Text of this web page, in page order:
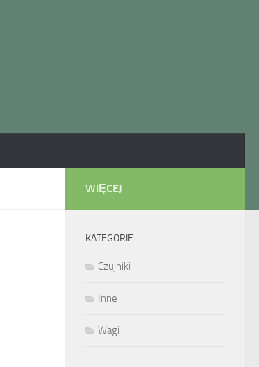
WIĘCEJ
KATEGORIE
Czujniki
Inne
Wagi